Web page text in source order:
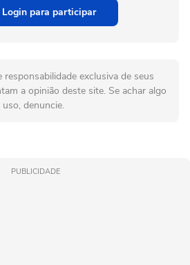
Login para participar
exclusiva de seus
a opinião deste site. Se achar algo
denuncie.
PUBLICIDADE